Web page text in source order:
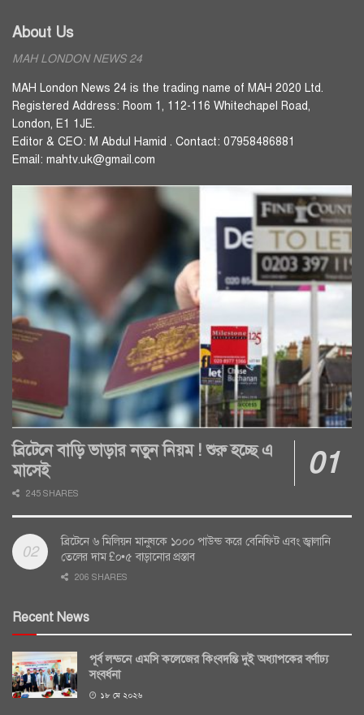
About Us
MAH LONDON NEWS 24
MAH London News 24 is the trading name of MAH 2020 Ltd.
Registered Address: Room 1, 112-116 Whitechapel Road,
London, E1 1JE.
Editor & CEO: M Abdul Hamid . Contact: 07958486881
Email: mahtv.uk@gmail.com
ব্রিটেনে বাড়ি ভাড়ার নতুন নিয়ম ! শুরু হচ্ছে এ
মাসেই
245 SHARES
ব্রিটেনে ৬ মিলিয়ন মানুষকে ১০০০ পাউন্ড করে বেনিফিট এবং জ্বালানি
তেলের দাম £০•৫ বাড়ানোর প্রস্তাব
206 SHARES
Recent News
পূর্ব লন্ডনে এমসি কলেজের কিংবদন্তি দুই অধ্যাপকের বর্ণাঢ্য
সংবর্ধনা
১৮ মে ২০২৬